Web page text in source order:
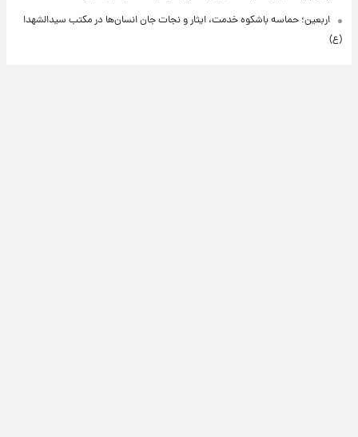
اربعین؛ حماسه باشکوه خدمت، ایثار و نجات جان انسان‌ها در مکتب سیدالشهدا
(ع)